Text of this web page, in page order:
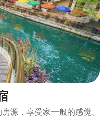
源，享受家一般的感觉。